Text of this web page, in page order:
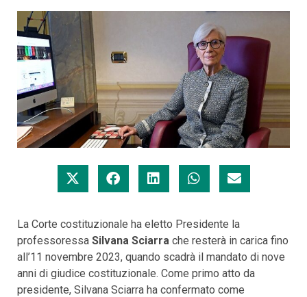
La Corte costituzionale ha eletto Presidente la
professoressa Silvana Sciarra che resterà in carica fino
all’11 novembre 2023, quando scadrà il mandato di nove
anni di giudice costituzionale. Come primo atto da
presidente, Silvana Sciarra ha confermato come